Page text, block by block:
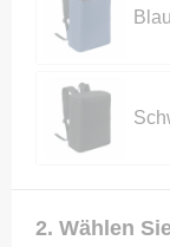
Blau
2. Wählen